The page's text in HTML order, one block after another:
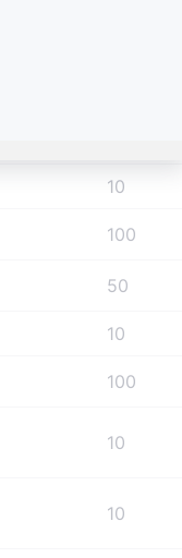
10
100
50
10
100
10
10